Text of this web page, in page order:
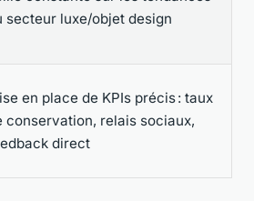
secteur luxe/objet design
en place de KPIs précis : taux
conservation, relais sociaux,
direct